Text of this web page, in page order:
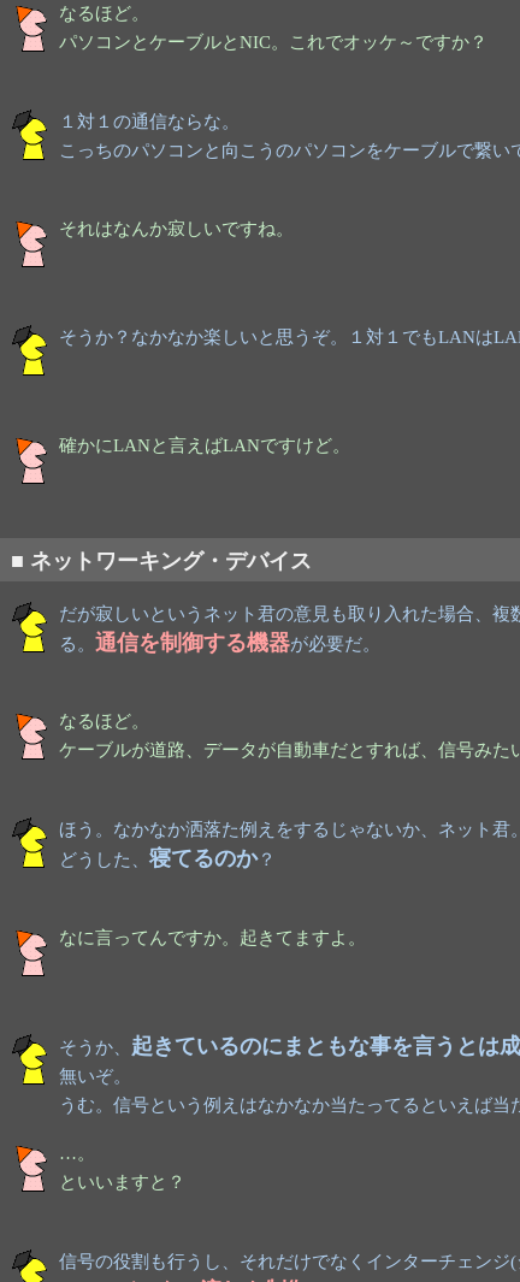
なるほど。
パソコンとケーブルとNIC。これでオッケ～ですか？
１対１の通信ならな。
こっちのパソコンと向こうのパソコンをケーブルで繋い
それはなんか寂しいですね。
そうか？なかなか楽しいと思うぞ。１対１でもLANは
確かにLANと言えばLANですけど。
■ ネットワーキング・デバイス
だが寂しいというネット君の意見も取り入れた場合、
る。 通信を制御する機器が必要だ。
なるほど。
ケーブルが道路、データが自動車だとすれば、信号みた
ほう。なかなか洒落た例えをするじゃないか、ネット君。
どうした、 寝てるのか？
なに言ってんですか。起きてますよ。
そうか、 起きているのにまともな事を言うとは
無いぞ。
うむ。信号という例えはなかなか当たってるといえば当
…。
といいますと？
信号の役割も行うし、それだけでなくインターチェン